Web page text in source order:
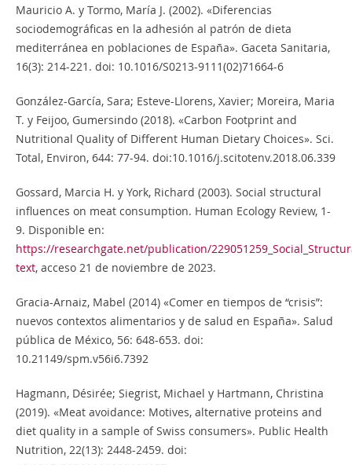
Mauricio A. y Tormo, María J. (2002). «Diferencias
sociodemográficas en la adhesión al patrón de dieta
mediterránea en poblaciones de España». Gaceta Sanitaria,
16(3): 214-221. doi: 10.1016/S0213-9111(02)71664-6
González-García, Sara; Esteve-Llorens, Xavier; Moreira, Maria
T. y Feijoo, Gumersindo (2018). «Carbon Footprint and
Nutritional Quality of Different Human Dietary Choices». Sci.
Total, Environ, 644: 77-94. doi:10.1016/j.scitotenv.2018.06.339
Gossard, Marcia H. y York, Richard (2003). Social structural
influences on meat consumption. Human Ecology Review, 1-
9. Disponible en:
https://researchgate.net/publication/
text, acceso 21 de noviembre de 2023.
Gracia-Arnaiz, Mabel (2014) «Comer en tiempos de “crisis”:
nuevos contextos alimentarios y de salud en España». Salud
pública de México, 56: 648-653. doi:
10.21149/spm.v56i6.7392
Hagmann, Désirée; Siegrist, Michael y Hartmann, Christina
(2019). «Meat avoidance: Motives, alternative proteins and
diet quality in a sample of Swiss consumers». Public Health
Nutrition, 22(13): 2448-2459. doi: